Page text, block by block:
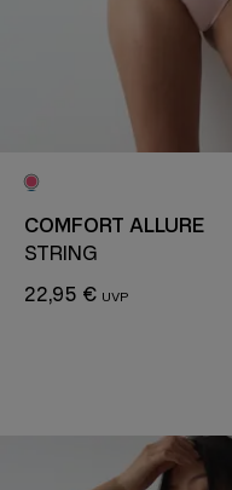
COMFORT ALLURE
STRING
22,95 €